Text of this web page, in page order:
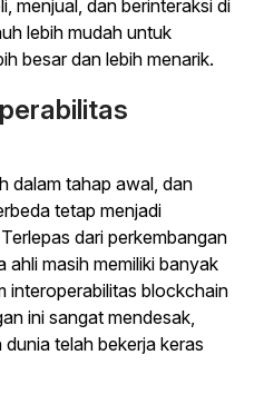
menjual, dan berinteraksi di
lebih mudah untuk
besar dan lebih menarik.
dalam tahap awal, dan
tetap menjadi
dari perkembangan
ahli masih memiliki banyak
interoperabilitas blockchain
ini sangat mendesak,
telah bekerja keras